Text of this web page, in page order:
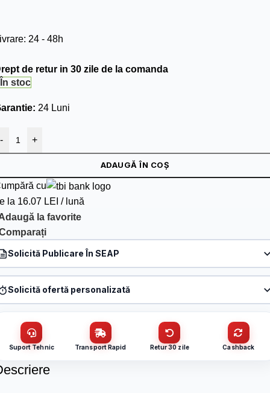
24 - 48h
de retur in 30 zile de la comanda
În stoc
24 Luni
- +
ADAUGĂ ÎN COȘ
cu
la 16.07 LEI / lună
la favorite
Solicită Publicare În SEAP
Cablu coaxial RG 6 TRISHIELD, 305m, alb TSY-RG6-TRIS
firmă / instituție*
Solicită ofertă personalizată
Cablu coaxial RG 6 TRISHIELD, 305m, alb TSY-RG6-TRIS
/ firmă
(bucăți)
Suport Tehnic Transport Rapid Retur 30 zile Cashback